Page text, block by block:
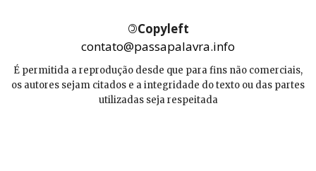
©Copyleft
contato@passapalavra.info
É permitida a reprodução desde que para fins não comerciais,
os autores sejam citados e a integridade do texto ou das partes
utilizadas seja respeitada